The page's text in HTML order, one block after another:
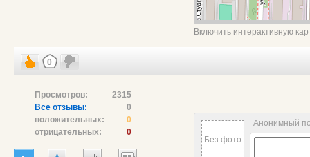
Включить интерактивную
0
Просмотров:
2315
Все отзывы:
0
положительных:
0
отрицательных:
0
Без фото
Анонимный